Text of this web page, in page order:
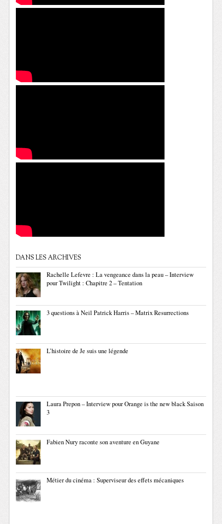
DANS LES ARCHIVES
Rachelle Lefevre : La vengeance dans la peau – Interview
pour Twilight : Chapitre 2 – Tentation
3 questions à Neil Patrick Harris – Matrix Resurrections
L’histoire de Je suis une légende
Laura Prepon – Interview pour Orange is the new black Saison
3
Fabien Nury raconte son aventure en Guyane
Métier du cinéma : Superviseur des effets mécaniques